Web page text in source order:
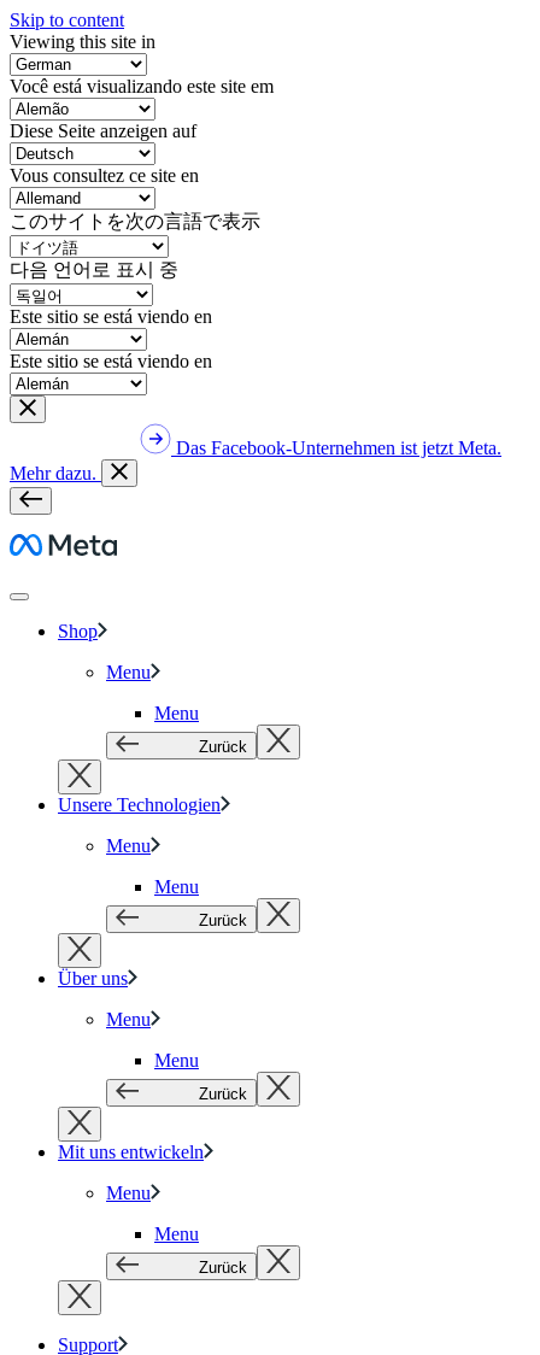
Skip to content
Viewing this site in
Você está visualizando este site em
Diese Seite anzeigen auf
Vous consultez ce site en
このサイトを次の言語で表示
다음 언어로 표시 중
Este sitio se está viendo en
Este sitio se está viendo en
Das Facebook-Unternehmen ist jetzt Meta.
Mehr dazu.
Meta
Shop
Menu
Menu
Zurück
Unsere Technologien
Menu
Menu
Zurück
Über uns
Menu
Menu
Zurück
Mit uns entwickeln
Menu
Menu
Zurück
Support